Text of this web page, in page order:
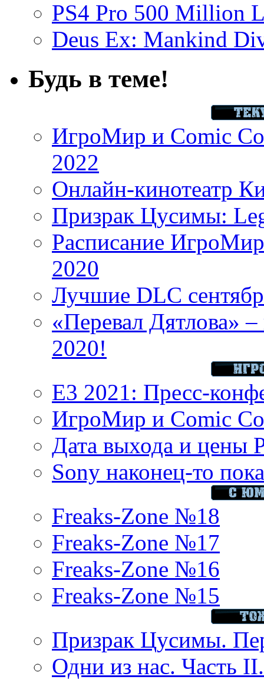
PS4 Pro 500 Million
Deus Ex: Mankind
Будь в теме!
ИгроМир и Comic
2022
Онлайн-кинотеатр
Призрак Цусимы:
Расписание
2020
Лучшие DLC
«Перевал Дятлова»
2020!
E3 2021: Пресс-
ИгроМир и Comic
Дата выхода и цены
Sony наконец-то
Freaks-Zone №18
Freaks-Zone №17
Freaks-Zone №16
Freaks-Zone №15
Призрак Цусимы.
Одни из нас. Часть